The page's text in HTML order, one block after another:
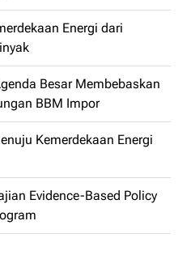
Energi dari
Besar Membebaskan
BBM Impor
Kemerdekaan Energi
Evidence-Based Policy